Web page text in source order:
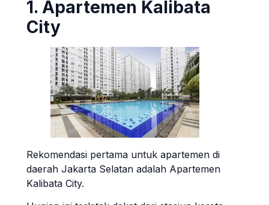
1. Apartemen Kalibata
City
Rekomendasi pertama untuk apartemen di
daerah Jakarta Selatan adalah Apartemen
Kalibata City.